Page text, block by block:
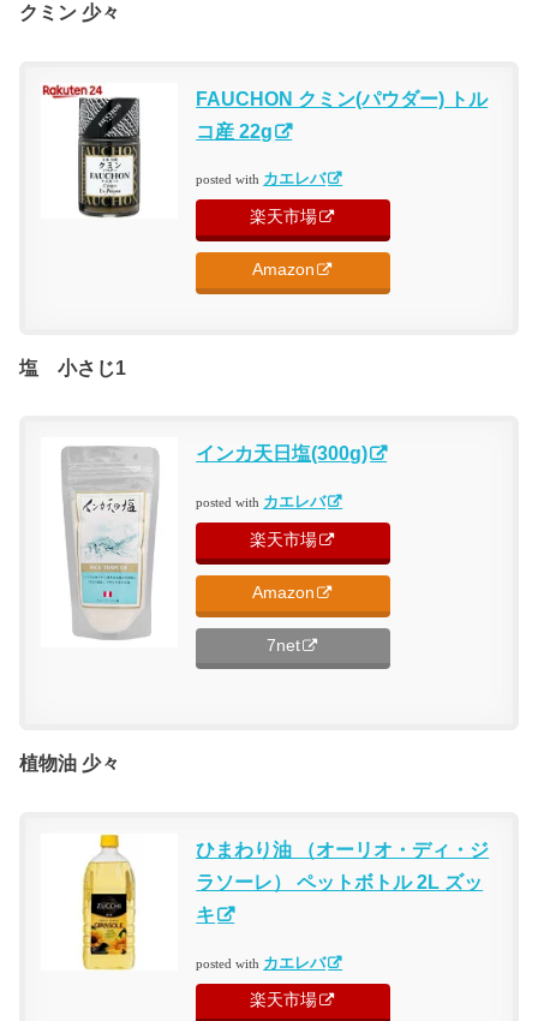
クミン 少々
FAUCHON クミン(パウダー) トル
コ産 22g
posted with カエレバ
楽天市場
Amazon
塩 小さじ1
インカ天日塩(300g)
posted with カエレバ
楽天市場
Amazon
7net
植物油 少々
ひまわり油 （オーリオ・ディ・ジ
ラソーレ） ペットボトル 2L ズッ
キ
posted with カエレバ
楽天市場